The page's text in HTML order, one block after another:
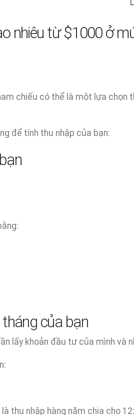
nhiêu từ $1000 ở
chiếu có thể là một lựa chọn
để tính thu nhập của bạn:
của bạn
lấy khoản đầu tư của mình và
thu nhập hàng năm chia cho 12: